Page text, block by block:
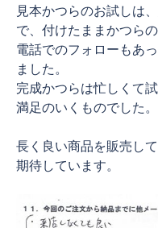
見本かつらのお試しは
で、付けたままかつら
電話でのフォローもあ
ました。
完成かつらは忙しくて
満足のいくものでした。
長く良い商品を販売して
期待しています。